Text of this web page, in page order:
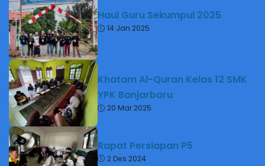
Haul Guru Sekumpul 2025
14 Jan 2025
Khatam Al-Quran Kelas 12 SMK
YPK Banjarbaru
20 Mar 2025
Rapat Persiapan P5
2 Des 2024